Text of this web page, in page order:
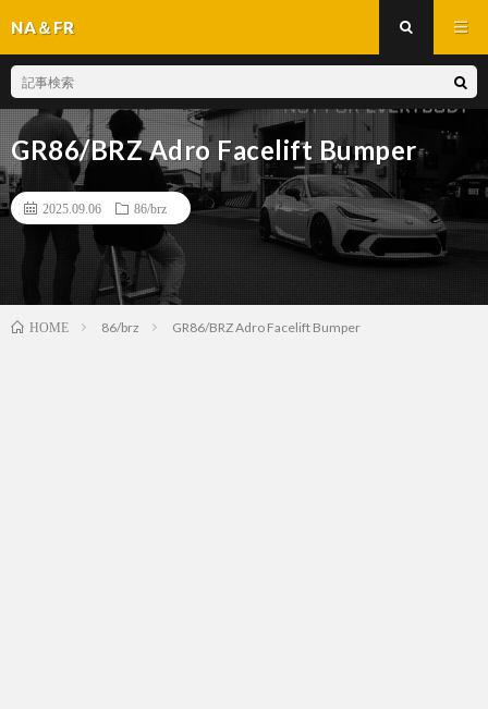
NA＆FR
GR86/BRZ Adro Facelift Bumper
2025.09.06 86/brz
HOME 86/brz GR86/BRZ Adro Facelift Bumper